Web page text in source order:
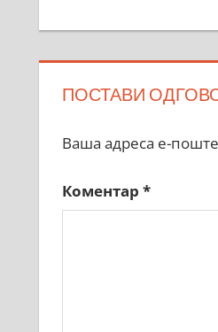
ПОСТАВИ
Ваша адреса е-
Коментар *